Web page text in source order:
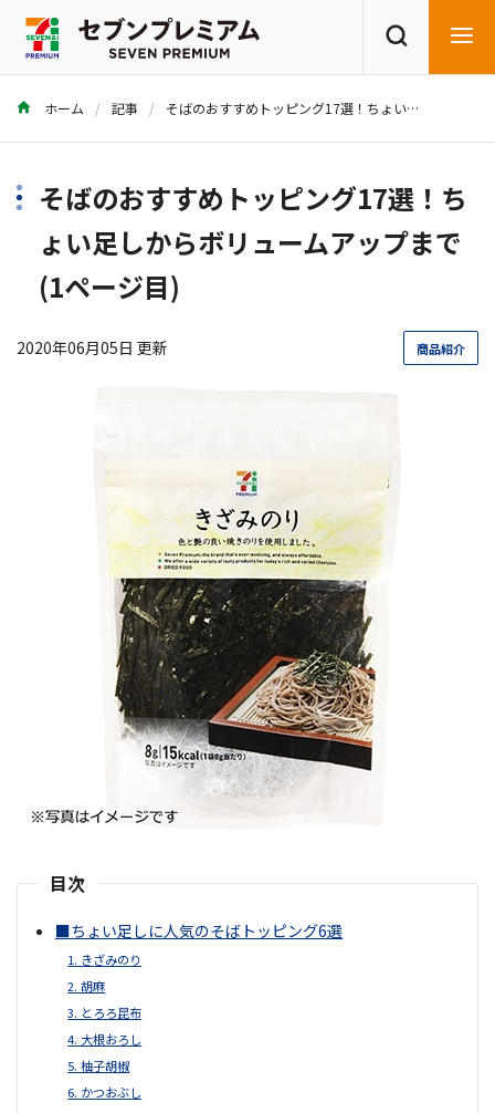
商品を探す レシピを探す
ホーム 記事 そばのおすすめトッピング17選！ちょい足しからボリュームアップまで
そばのおすすめトッピング17選！ち
ょい足しからボリュームアップまで
(1ページ目)
2020年06月05日 更新 商品紹介
目次
■ちょい足しに人気のそばトッピング6選
1. きざみのり
2. 胡麻
3. とろろ昆布
4. 大根おろし
5. 柚子胡椒
6. かつおぶし